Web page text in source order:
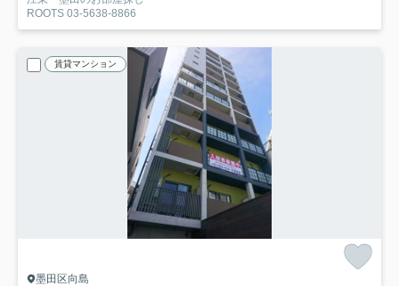
ROOTS 03-5638-8866
賃貸マンション
墨田区向島